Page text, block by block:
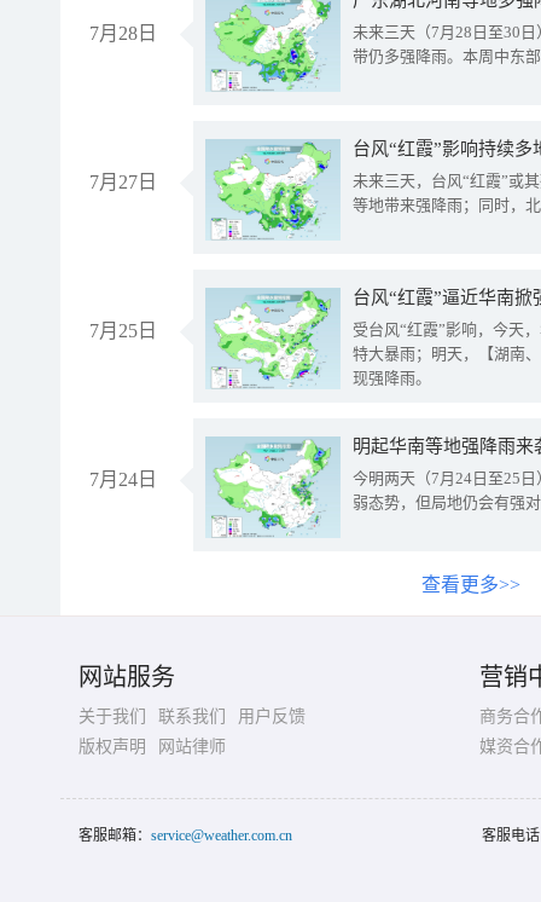
7月28日
未来三天（7月28日至30
带仍多强降雨。本周中东
7月27日
台风“红霞”影响持续
未来三天，台风“红霞”或
等地带来强降雨；同时，
7月25日
台风“红霞”逼近华南
受台风“红霞”影响，今天
特大暴雨；明天，【湖南
现强降雨。
7月24日
明起华南等地强降雨
今明两天（7月24日至25
弱态势，但局地仍会有强
查看更多>>
网站服务
关于我们 联系我们
用户反馈
版权声明
网站律师
营销
商务合
媒资合
客服邮箱： service@weather.com.cn 客服电